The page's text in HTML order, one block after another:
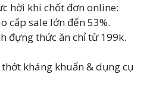
hời khi chốt đơn online:
cấp sale lớn đến 53%.
đựng thức ăn chỉ từ 199k.
kháng khuẩn & dụng cụ